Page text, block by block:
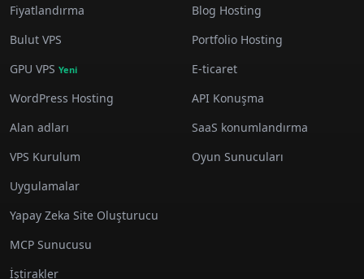
Fiyatlandırma
Bulut VPS
GPU VPS Yeni
WordPress Hosting
Alan adları
VPS Kurulum
Uygulamalar
Yapay Zeka Site Oluşturucu
MCP Sunucusu
İştirakler
Blog Hosting
Portfolio Hosting
E-ticaret
API Konuşma
SaaS konumlandırma
Oyun Sunucuları